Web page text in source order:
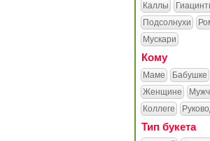
Каллы
Подсолнухи
Мускари
Кому
Маме Бабушке
Женщине
Коллеге
Тип букета